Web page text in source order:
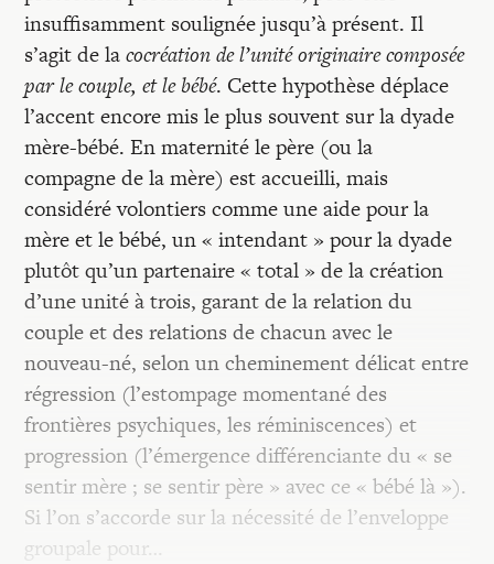
insuffisamment soulignée jusqu’à présent. Il
s’agit de lacocréation de l’unité originaire composée
par le couple, et le bébé. Cette hypothèse déplace
l’accent encore mis le plus souvent sur la dyade
mère-bébé. En maternité le père (ou la
compagne de la mère) est accueilli, mais
considéré volontiers comme une aide pour la
mère et le bébé, un « intendant » pour la dyade
plutôt qu’un partenaire « total » de la création
d’une unité à trois, garant de la relation du
couple et des relations de chacun avec le
nouveau-né, selon un cheminement délicat entre
régression (l’estompage momentané des
frontières psychiques, les réminiscences) et
progression (l’émergence différenciante du « se
sentir mère ; se sentir père » avec ce « bébé là »).
Si l’on s’accorde sur la nécessité de l’enveloppe
groupale pour…